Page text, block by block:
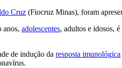
Cruz (Fiocruz Minas), foram
anos, adolescentes, adultos e idosos,
de indução da resposta imunológica